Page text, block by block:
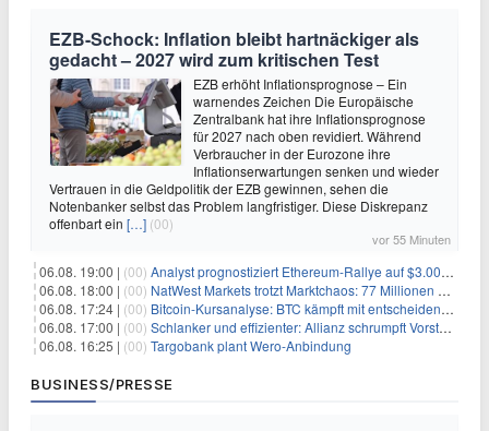
EZB-Schock: Inflation bleibt hartnäckiger als
gedacht – 2027 wird zum kritischen Test
EZB erhöht Inflationsprognose – Ein
warnendes Zeichen Die Europäische
Zentralbank hat ihre Inflationsprognose
für 2027 nach oben revidiert. Während
Verbraucher in der Eurozone ihre
Inflationserwartungen senken und wieder
Vertrauen in die Geldpolitik der EZB gewinnen, sehen die
Notenbanker selbst das Problem langfristiger. Diese Diskrepanz
offenbart ein […] (00)
vor 55 Minuten
06.08. 19:00 | (00) Analyst prognostiziert Ethereum-Rallye auf $3.000 nach entscheidendem On-Chain-Ausbruch
06.08. 18:00 | (00) NatWest Markets trotzt Marktchaos: 77 Millionen Pfund Gewinn im ersten Halbjahr
06.08. 17:24 | (00) Bitcoin-Kursanalyse: BTC kämpft mit entscheidender $65K-Hürde, während sich ein Liquidationscluster aufbaut
06.08. 17:00 | (00) Schlanker und effizienter: Allianz schrumpft Vorstand auf 8 Köpfe – das steckt dahinter
06.08. 16:25 | (00) Targobank plant Wero-Anbindung
BUSINESS/PRESSE